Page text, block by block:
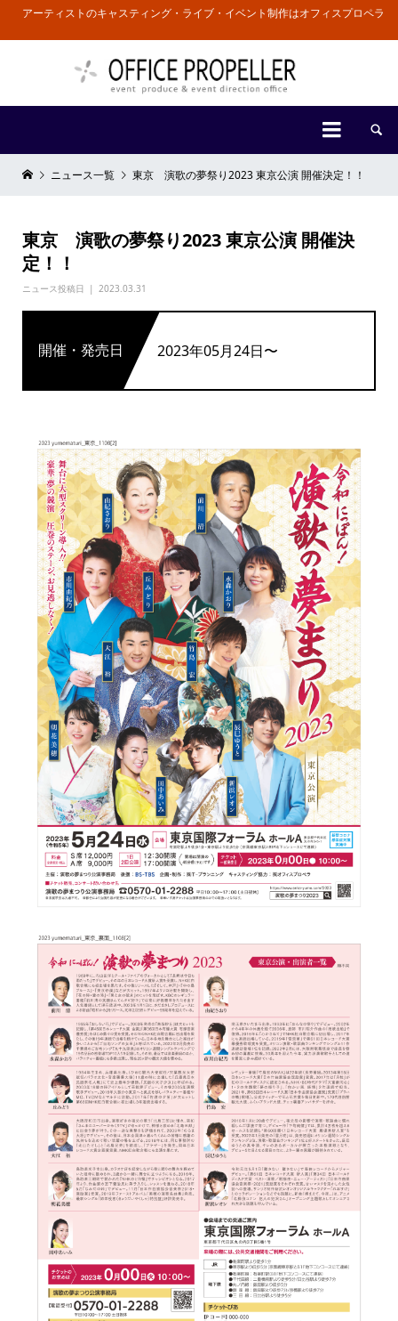
アーティストのキャスティング・ライブ・イベント制作はオフィスプロペラ
 
ニュース一覧 東京 演歌の夢祭り2023 東京公演 開催決定！！
東京 演歌の夢祭り2023 東京公演 開催決
定！！
ニュース投稿日 2023.03.31
開催・発売日 2023年05月24日〜